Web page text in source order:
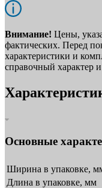
Внимание! Цены,
фактических. Перед
характеристики и
справочный характер
Основные
Ширина в упаковке,
Длина в упаковке, мм